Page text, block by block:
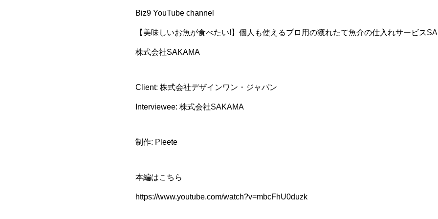
About usBiz9 YouTube channel
【美味しいお魚が食べたい!】個人も使えるプロ用の獲れたて魚介の仕入れサービス
株式会社SAKAMA
Client: 株式会社デザインワン・ジャパン
Interviewee: 株式会社SAKAMA
制作: Pleete
本編はこちら
https://www.youtube.com/watch?v=mbcFhU0duzk